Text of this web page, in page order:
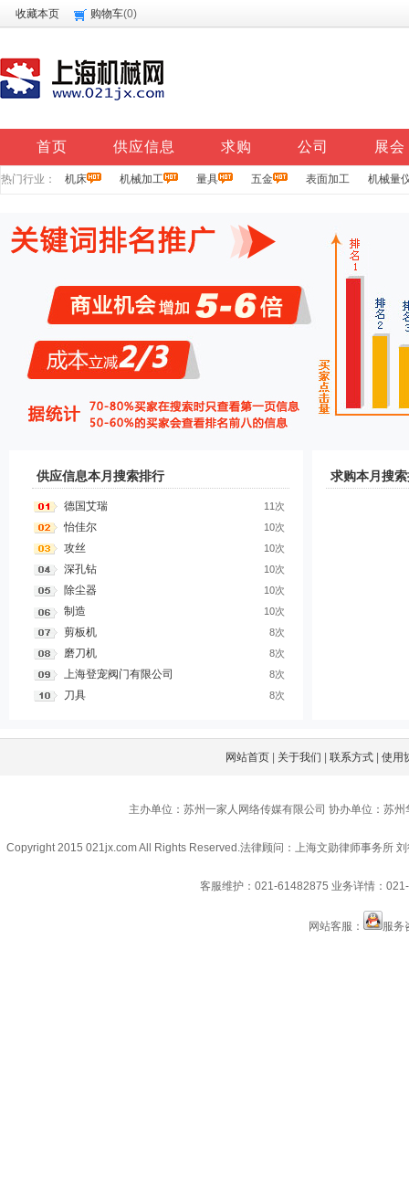
收藏本页 购物车(0)
首页 供应信息 求购 公司 展会
热门行业： 机床 机械加工 量具 五金 表面加工 机械量
供应信息本月搜索排行
11次
德国艾瑞
10次
怡佳尔
10次
攻丝
10次
深孔钻
10次
除尘器
10次
制造
8次
剪板机
8次
磨刀机
8次
上海登宠阀门有限公司
8次
刀具
求购本月搜
网站首页 关于我们 |联系方式 |使用
主办单位：苏州一家人网络传媒有限公司 协办单位：苏
Copyright 2015 021jx.com All Rights Reserved.法律顾问：上海文勋律师事务所
客服维护：021-61482875 业务详情：
网站客服： 服务